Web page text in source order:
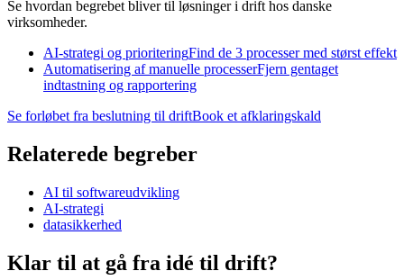
Se hvordan begrebet bliver til løsninger i drift hos danske
virksomheder.
AI-strategi og prioriteringFind de 3 processer med størst effekt
Automatisering af manuelle processerFjern gentaget
indtastning og rapportering
Se forløbet fra beslutning til driftBook et afklaringskald
Relaterede begreber
AI til softwareudvikling
AI-strategi
datasikkerhed
Klar til at gå fra idé til drift?